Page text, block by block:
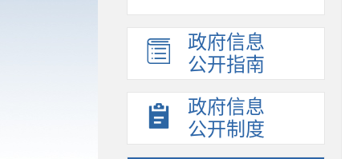
政府信息
公开指南
政府信息
公开制度